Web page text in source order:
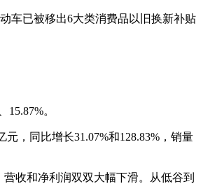
车已被移出6大类消费品以旧换新补贴
。
，同比增长31.07%和128.83%，销量
收和净利润双双大幅下滑。从低谷到